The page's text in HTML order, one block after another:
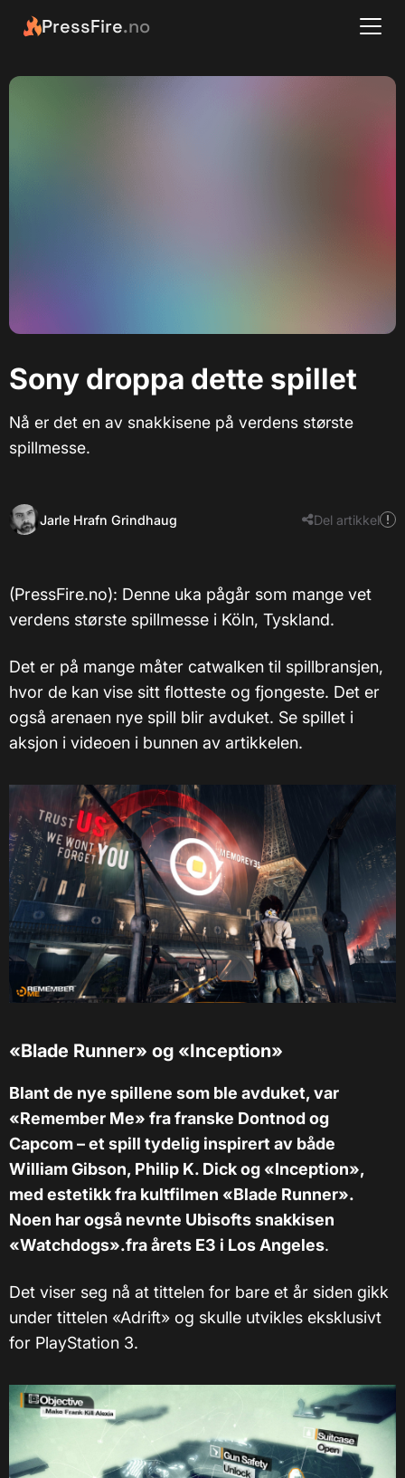
PressFire.no
Sony droppa dette spillet
Nå er det en av snakkisene på verdens største
spillmesse.
Jarle Hrafn Grindhaug Del artikkel
(PressFire.no): Denne uka pågår som mange vet
verdens største spillmesse i Köln, Tyskland.
Det er på mange måter catwalken til spillbransjen,
hvor de kan vise sitt flotteste og fjongeste. Det er
også arenaen nye spill blir avduket. Se spillet i
aksjon i videoen i bunnen av artikkelen.
«Blade Runner» og «Inception»
Blant de nye spillene som ble avduket, var
«Remember Me» fra franske Dontnod og
Capcom – et spill tydelig inspirert av både
William Gibson, Philip K. Dick og «Inception»,
med estetikk fra kultfilmen «Blade Runner».
Noen har også nevnte Ubisofts snakkisen
«Watchdogs».fra årets E3 i Los Angeles.
Det viser seg nå at tittelen for bare et år siden gikk
under tittelen «Adrift» og skulle utvikles eksklusivt
for PlayStation 3.